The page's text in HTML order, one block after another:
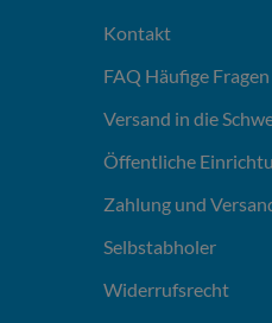
Kontakt
FAQ Häufige Fragen
Versand in die
Öffentliche
Zahlung und
Selbstabholer
Widerrufsrecht